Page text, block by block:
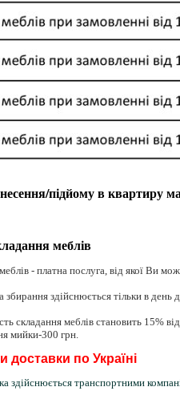
підйому в квартиру
меблів
- платна послуга, від якої Ви
збирання здійснюється тільки в день
складання меблів становить 15%
мийки-300 грн.
доставки по Україні
здійснюється транспортними